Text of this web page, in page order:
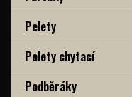
Pelety
Pelety chytací
Podběráky